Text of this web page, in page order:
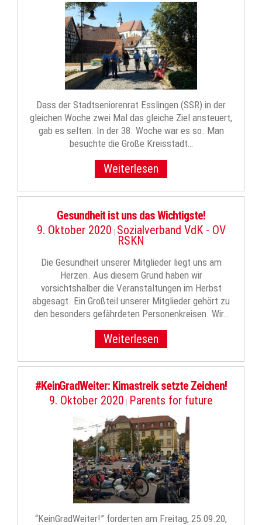
Dass der Stadtseniorenrat Esslingen (SSR) in der
gleichen Woche zwei Mal das gleiche Ziel ansteuert,
gab es selten. In der 38. Woche war es so. Man
besuchte die Große Kreisstadt…
Weiterlesen
Gesundheit ist uns das Wichtigste!
9. Oktober 2020 | Sozialverband VdK - OV
RSKN
Die Gesundheit unserer Mitglieder liegt uns am
Herzen. Aus diesem Grund haben wir
vorsichtshalber die Veranstaltungen im Herbst
abgesagt. Ein Großteil unserer Mitglieder gehört zu
den besonders gefährdeten Personenkreisen. Wir…
Weiterlesen
#KeinGradWeiter: Kimastreik setzte Zeichen!
9. Oktober 2020 | Parents for future
“KeinGradWeiter!” forderten am Freitag, 25.09.20,